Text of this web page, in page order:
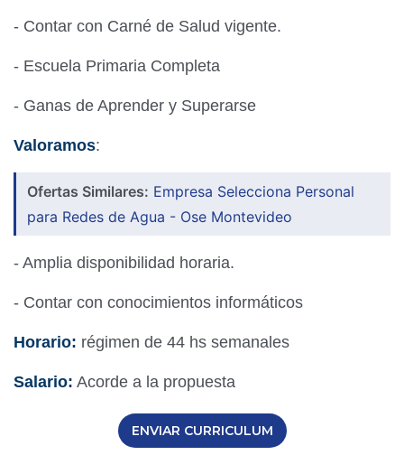
- Contar con Carné de Salud vigente.
- Escuela Primaria Completa
- Ganas de Aprender y Superarse
Valoramos:
Ofertas Similares: Empresa Selecciona Personal
para Redes de Agua - Ose Montevideo
- Amplia disponibilidad horaria.
- Contar con conocimientos informáticos
Horario: régimen de 44 hs semanales
Salario: Acorde a la propuesta
ENVIAR CURRICULUM